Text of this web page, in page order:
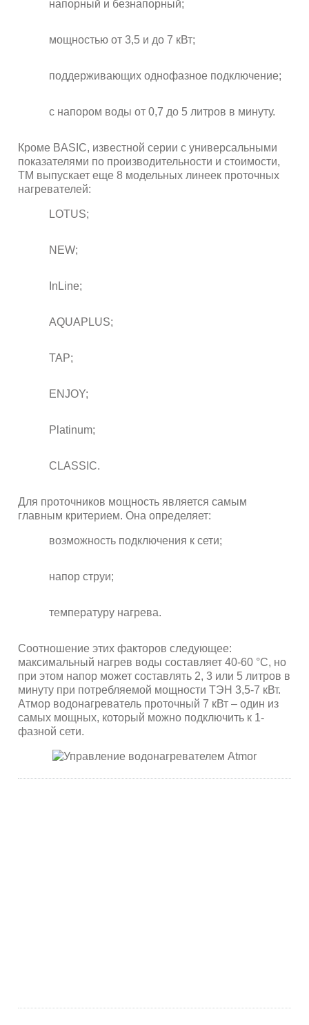
напорный и безнапорный;
мощностью от 3,5 и до 7 кВт;
поддерживающих однофазное подключение;
с напором воды от 0,7 до 5 литров в минуту.
Кроме BASIC, известной серии с универсальными
показателями по производительности и стоимости,
ТМ выпускает еще 8 модельных линеек проточных
нагревателей:
LOTUS;
NEW;
InLine;
AQUAPLUS;
TAP;
ENJOY;
Platinum;
CLASSIC.
Для проточников мощность является самым
главным критерием. Она определяет:
возможность подключения к сети;
напор струи;
температуру нагрева.
Соотношение этих факторов следующее:
максимальный нагрев воды составляет 40-60 °С, но
при этом напор может составлять 2, 3 или 5 литров в
минуту при потребляемой мощности ТЭН 3,5-7 кВт.
Атмор водонагреватель проточный 7 кВт – один из
самых мощных, который можно подключить к 1-
фазной сети.